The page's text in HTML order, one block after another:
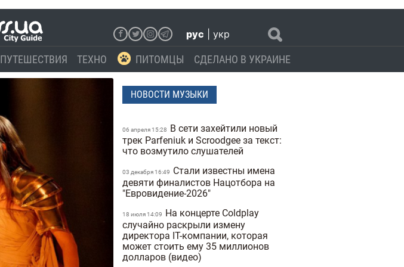
рус укр
ПУТЕШЕСТВИЯ ТЕХНО ПИТОМЦЫ СДЕЛАНО В УКРАИНЕ
НОВОСТИ МУЗЫКИ
06 апреля 15:28
В сети захейтили новый
трек Parfeniuk и Scroodgee за текст:
что возмутило слушателей
03 декабря 16:49
Стали известны имена
девяти финалистов Нацотбора на
"Евровидение-2026"
18 июля 14:09
На концерте Coldplay
случайно раскрыли измену
директора IT-компании, которая
может стоить ему 35 миллионов
долларов (видео)